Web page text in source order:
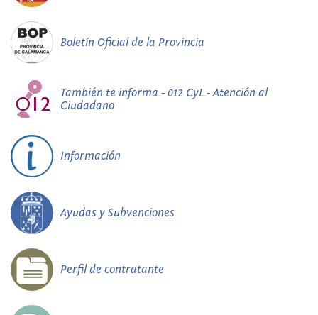
Boletín Oficial de la Provincia
También te informa - 012 CyL - Atención al
Ciudadano
Información
Ayudas y Subvenciones
Perfil de contratante